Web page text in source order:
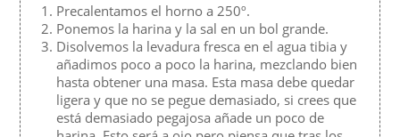
Precalentamos el horno a 250º.
Ponemos la harina y la sal en un bol grande.
Disolvemos la levadura fresca en el agua tibia y
añadimos poco a poco la harina, mezclando bien
hasta obtener una masa. Esta masa debe quedar
ligera y que no se pegue demasiado, si crees que
está demasiado pegajosa añade un poco de